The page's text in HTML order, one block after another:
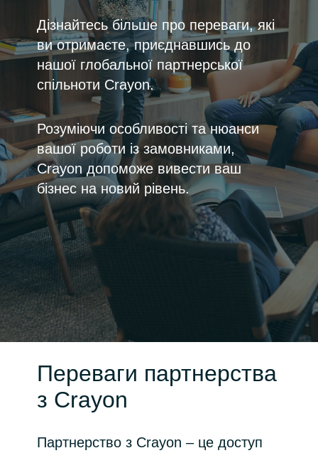
Australia
Austria
Bulgaria
Czechia
Denmark
Партнерство (дистрибуція)
Кампанії
Про нас
About us
Зв'яжіться з нами
Команда Crayon
Дізнайтесь більше про переваги, які
ви отримаєте, приєднавшись до
нашої глобальної партнерської
спільноти Crayon.
Розуміючи особливості та нюанси
вашої роботи із замовниками,
Crayon допоможе вивести ваш
бізнес на новий рівень.
Переваги партнерства
з Crayon
Партнерство з Crayon – це доступ